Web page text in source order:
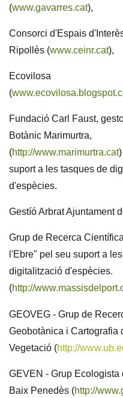
(www.gavarres.cat),
Consorci d'Espais
Ripollès (www.ceinr.cat),
Ecovilosa
(
Fundació Carl Faust,
Botànic Marimurtra,
(http://www.marimurtra.cat
suport a les tasques de
d'espècies.
Gestíó Arbrat Ajuntament
Grup de Recerca
l'Ebre" pel seu suport a
digitalització d'espècies.
(http://
GEOVEG - Grup de
Geobotànica i Cartografia
Vegetació (http://
GEVEN - Grup Ecologista
Baix Penedès (http://